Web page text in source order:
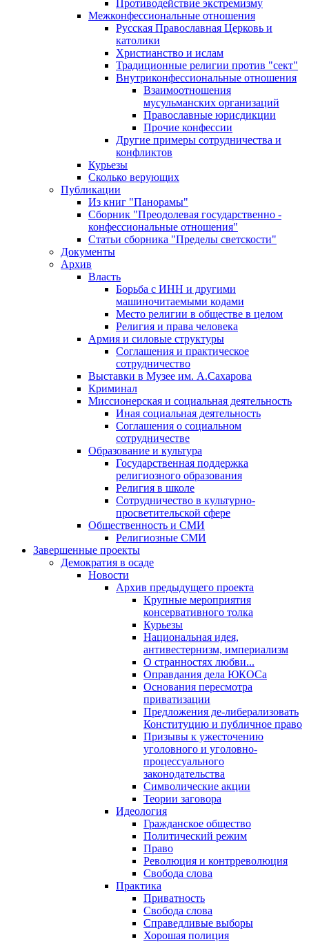
Противодействие экстремизму
Межконфессиональные отношения
Русская Православная Церковь и
католики
Христианство и ислам
Традиционные религии против "сект"
Внутриконфессиональные отношения
Взаимоотношения
мусульманских организаций
Православные юрисдикции
Прочие конфессии
Другие примеры сотрудничества и
конфликтов
Курьезы
Сколько верующих
Публикации
Из книг "Панорамы"
Сборник "Преодолевая государственно -
конфессиональные отношения"
Статьи сборника "Пределы светскости"
Документы
Архив
Власть
Борьба с ИНН и другими
машиночитаемыми кодами
Место религии в обществе в целом
Религия и права человека
Армия и силовые структуры
Соглашения и практическое
сотрудничество
Выставки в Музее им. А.Сахарова
Криминал
Миссионерская и социальная деятельность
Иная социальная деятельность
Соглашения о социальном
сотрудничестве
Образование и культура
Государственная поддержка
религиозного образования
Религия в школе
Сотрудничество в культурно-
просветительской сфере
Общественность и СМИ
Религиозные СМИ
Завершенные проекты
Демократия в осаде
Новости
Архив предыдущего проекта
Крупные мероприятия
консервативного толка
Курьезы
Национальная идея,
антивестернизм, империализм
О странностях любви...
Оправдания дела ЮКОСа
Основания пересмотра
приватизации
Предложения де-либерализовать
Конституцию и публичное право
Призывы к ужесточению
уголовного и уголовно-
процессуального
законодательства
Символические акции
Теории заговора
Идеология
Гражданское общество
Политический режим
Право
Революция и контрреволюция
Свобода слова
Практика
Приватность
Свобода слова
Справедливые выборы
Хорошая полиция